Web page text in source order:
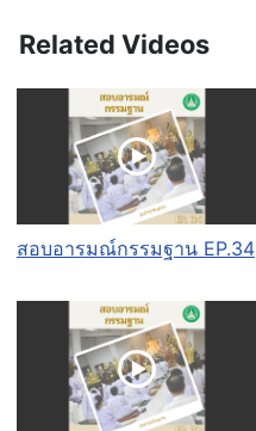
Related Videos
สอบอารมณ์กรรมฐาน EP.34